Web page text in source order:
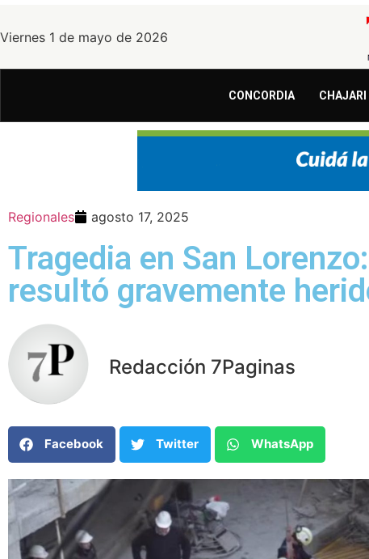
Viernes 1 de mayo de 2026
CONCORDIA CHAJARI
Regionales agosto 17, 2025
Tragedia en San
resultó gravemente
Redacción 7Paginas
Facebook Twitter WhatsApp